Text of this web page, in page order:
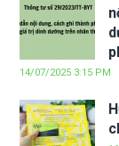
14/07/2025 3:15 PM